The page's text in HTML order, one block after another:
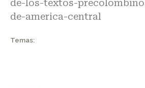
de-los-textos-
de-america-central
Temas: